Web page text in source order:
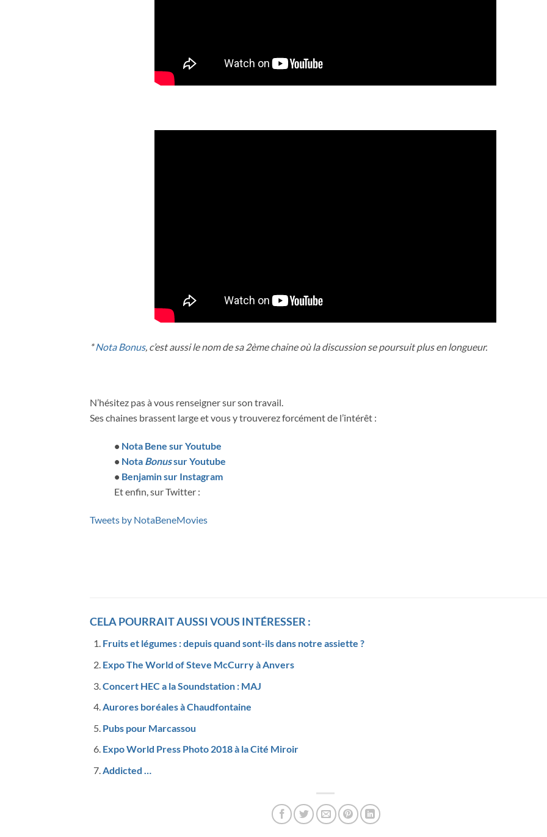
*Nota Bonus, c’est aussi le nom de sa 2ème chaine où la discussion se poursuit plus en longueur.
N’hésitez pas à vous renseigner sur son travail.
Ses chaines brassent large et vous y trouverez forcément de l’intérêt :
• Nota Bene sur Youtube
• Nota Bonussur Youtube
• Benjamin sur Instagram
Et enfin, sur Twitter :
Tweets by NotaBeneMovies
CELA POURRAIT AUSSI VOUS INTÉRESSER :
Fruits et légumes : depuis quand sont-ils dans notre assiette ?
Expo The World of Steve McCurry à Anvers
Concert HEC a la Soundstation : MAJ
Aurores boréales à Chaudfontaine
Pubs pour Marcassou
Expo World Press Photo 2018 à la Cité Miroir
Addicted …